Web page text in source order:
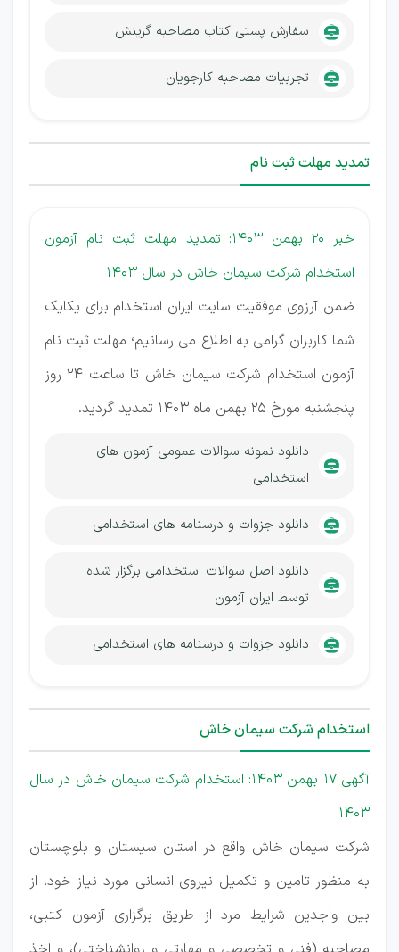
سفارش پستی کتاب مصاحبه گزینش
تجربیات مصاحبه کارجویان
تمدید مهلت ثبت نام
خبر 20 بهمن 1403: تمدید مهلت ثبت نام آزمون
استخدام شرکت سیمان خاش در سال 1403
ضمن آرزوی موفقیت سایت ایران استخدام برای یکایک
شما کاربران گرامی به اطلاع می رسانیم؛ مهلت ثبت نام
آزمون استخدام شرکت سیمان خاش تا ساعت 24 روز
پنجشنبه مورخ 25 بهمن ماه 1403 تمدید گردید.
دانلود نمونه سوالات عمومی آزمون های
استخدامی
دانلود جزوات و درسنامه های استخدامی
دانلود اصل سوالات استخدامی برگزار شده
توسط ایران آزمون
دانلود جزوات و درسنامه های استخدامی
استخدام شرکت سیمان خاش
آگهی 17 بهمن 1403: استخدام شرکت سیمان خاش در سال
1403
شرکت سیمان خاش واقع در استان سيستان و بلوچستان
به منظور تامین و تکمیل نیروی انسانی مورد نیاز خود، از
بین واجدین شرایط مرد از طریق برگزاری آزمون کتبی،